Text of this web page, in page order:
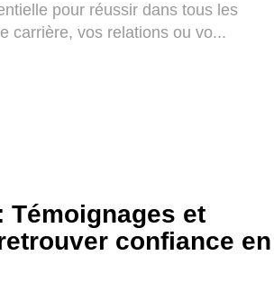
pour réussir dans tous les
carrière, vos relations ou vo...
Témoignages et
confiance en